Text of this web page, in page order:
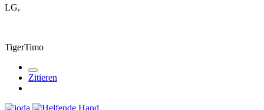
LG,
TigerTimo
Zitieren